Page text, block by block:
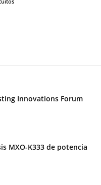
Innovations Forum
MXO-K333 de potencia